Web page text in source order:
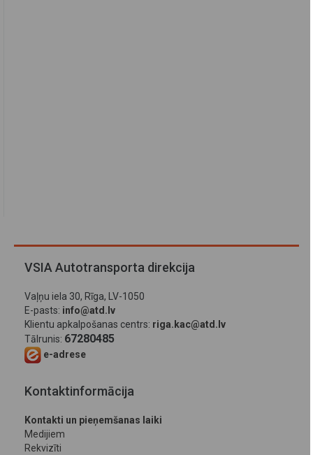
VSIA Autotransporta direkcija
Vaļņu iela 30, Rīga, LV-1050
E-pasts: info@atd.lv
Klientu apkalpošanas centrs: riga.kac@atd.lv
Tālrunis: 67280485
e-adrese
Kontaktinformācija
Kontakti un pieņemšanas laiki
Medijiem
Rekvizīti